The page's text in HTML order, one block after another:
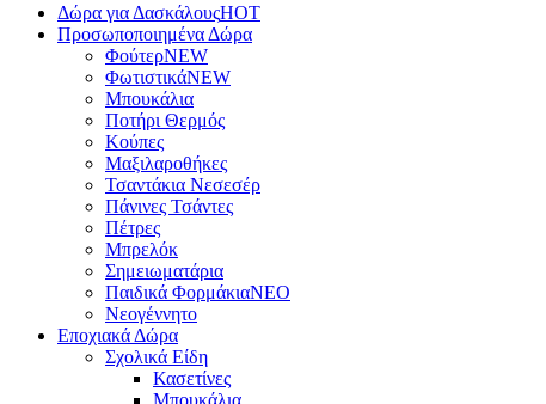
Δώρα για ΔασκάλουςHOT
Προσωποποιημένα Δώρα
ΦούτερNEW
ΦωτιστικάNEW
Μπουκάλια
Ποτήρι Θερμός
Κούπες
Μαξιλαροθήκες
Τσαντάκια Νεσεσέρ
Πάνινες Τσάντες
Πέτρες
Μπρελόκ
Σημειωματάρια
Παιδικά ΦορμάκιαNEO
Νεογέννητο
Εποχιακά Δώρα
Σχολικά Είδη
Κασετίνες
Μπουκάλια